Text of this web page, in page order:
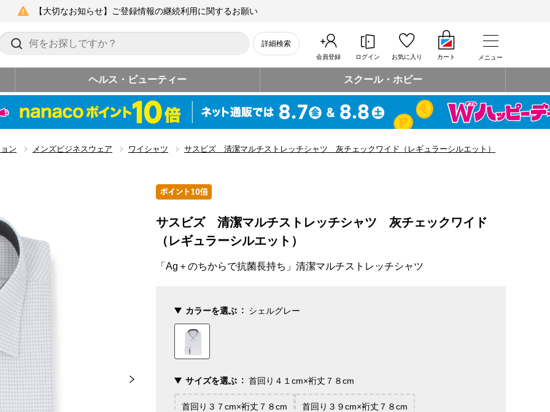
【大切なお知らせ】ご登録情報の継続利用に関するお願い
詳細検索
会員登録 ログイン お気に入り カート メニュー
ヘルス・ビューティー スクール・ホビー
ン メンズビジネスウェア ワイシャツ サスビズ 清潔マルチストレッチシャツ 灰チェックワイド（レギュラーシルエット）
サスビズ 清潔マルチストレッチシャツ 灰チェックワイド
（レギュラーシルエット）
「Ag＋のちからで抗菌長持ち」清潔マルチストレッチシャツ
カラーを選ぶ シェルグレー
サイズを選ぶ 首回り４１cm×裄丈７８cm
首回り３７cm×裄丈７８cm 首回り３９cm×裄丈７８cm